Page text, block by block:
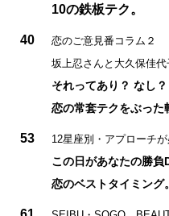
10の鉄板テク。
40
恋のご意見番コラム２
坂上忍さんと大久保佳代
それってあり？ なし？
恋の常套テクをぶった
53 12星座別・アプローチ
この日があなたの勝負
恋のベストタイミング。